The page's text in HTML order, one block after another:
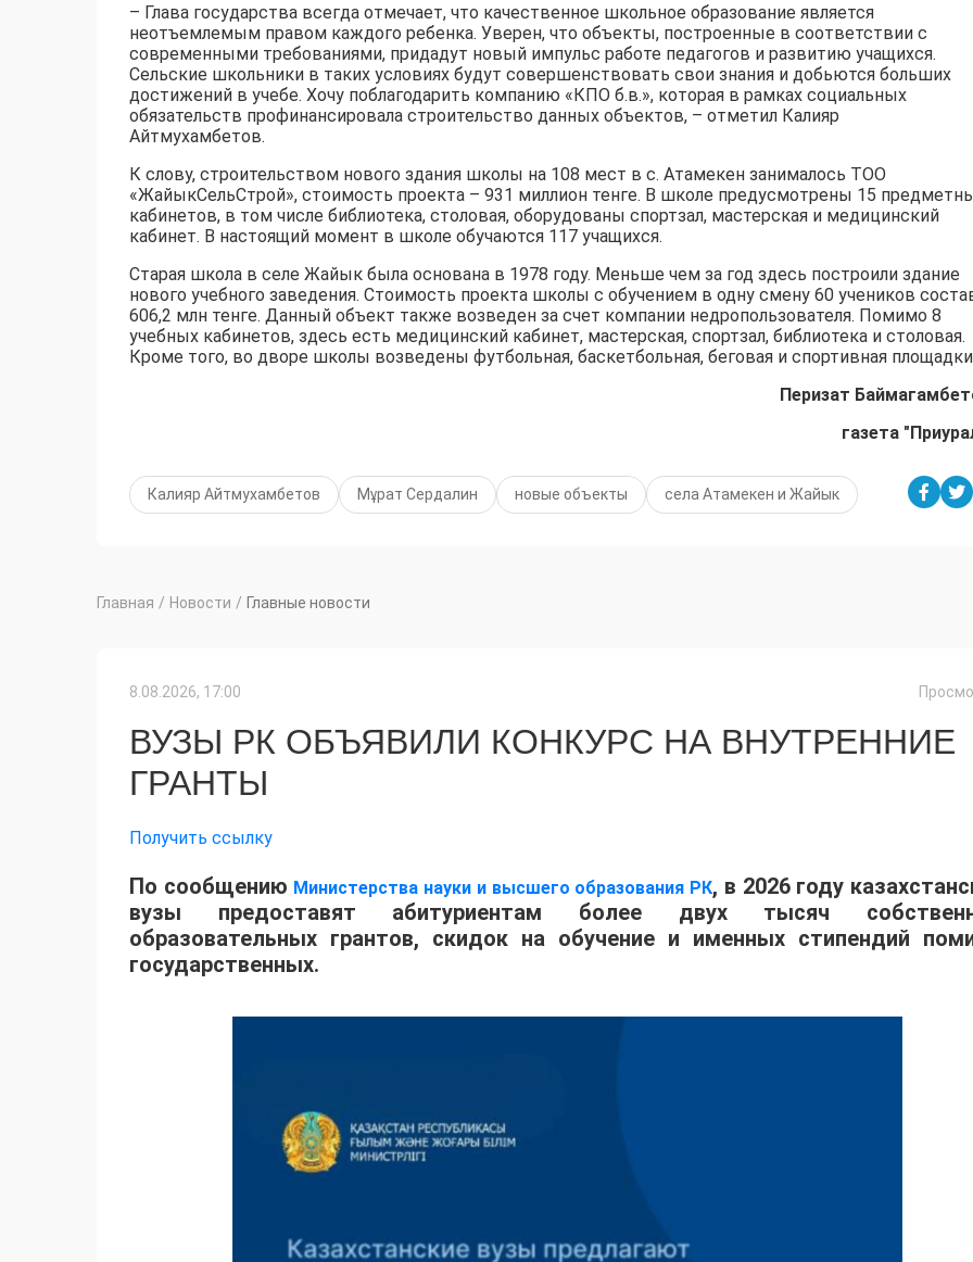
– Глава государства всегда отмечает, что качественное школьное образование является
неотъемлемым правом каждого ребенка. Уверен, что объекты, построенные в соответствии с
современными требованиями, придадут новый импульс работе педагогов и развитию учащихся.
Сельские школьники в таких условиях будут совершенствовать свои знания и добьются больших
достижений в учебе. Хочу поблагодарить компанию «КПО б.в.», которая в рамках социальных
обязательств профинансировала строительство данных объектов, – отметил Калияр
Айтмухамбетов.
К слову, строительством нового здания школы на 108 мест в с. Атамекен занималось ТОО
«ЖайыкСельСтрой», стоимость проекта – 931 миллион тенге. В школе предусмотрены 15
кабинетов, в том числе библиотека, столовая, оборудованы спортзал, мастерская и медицинский
кабинет. В настоящий момент в школе обучаются 117 учащихся.
Старая школа в селе Жайык была основана в 1978 году. Меньше чем за год здесь построили здание
нового учебного заведения. Стоимость проекта школы с обучением в одну смену 60 учеников
606,2 млн тенге. Данный объект также возведен за счет компании недропользователя. Помимо 8
учебных кабинетов, здесь есть медицинский кабинет, мастерская, спортзал, библиотека и столовая.
Кроме того, во дворе школы возведены футбольная, баскетбольная, беговая и спортивная
Перизат
газета
Калияр Айтмухамбетов Мұрат Сердалин новые объекты села Атамекен и Жайык
Главная / Новости / Главные новости
8.08.2026, 17:00
ВУЗЫ РК ОБЪЯВИЛИ КОНКУРС НА ВНУТРЕННИЕ
ГРАНТЫ
Получить ссылку
По сообщению Министерства науки и высшего образования РК, в 2026 году
вузы предоставят абитуриентам более двух тысяч
образовательных грантов, скидок на обучение и именных стипендий
государственных.